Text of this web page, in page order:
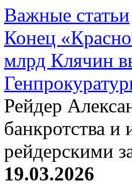
Важные статьи
Конец
млрд Клячин
Рейдер
банкротства и
рейдерскими
19.03.2026